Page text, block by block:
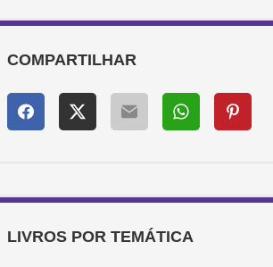
Capítulos de história colonial
Copiador de cartas particulares do Senhor
Dom Frei Manuel da Cruz, Bispo do
Cultura e opulência do Brasil por suas drogas
Curso de Direito Romano
COMPARTILHAR
LIVROS POR TEMÁTICA